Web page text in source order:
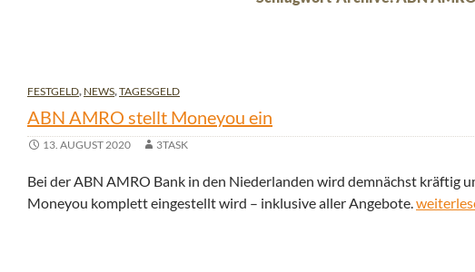
FESTGELD, NEWS,TAGESGELD
ABN AMRO stellt Moneyou ein
13. AUGUST 2020 3TASK
Bei der ABN AMRO Bank in den Niederlanden wird demnächst kräftig
Moneyou komplett eingestellt wird – inklusive aller Angebote.ABN